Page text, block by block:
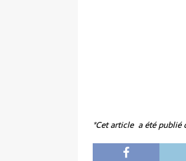
*Cet article a été publié